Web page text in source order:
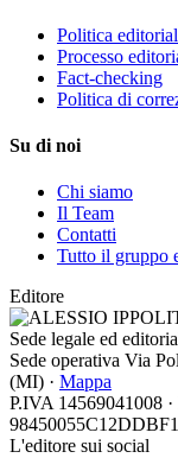
Politica
Processo
Fact-checking
Politica di
Su di noi
Chi siamo
Il Team
Contatti
Tutto il gruppo
Editore
Sede legale ed
Sede operativa Via
(MI) · Mappa
P.IVA 14569041008
L'editore sui social